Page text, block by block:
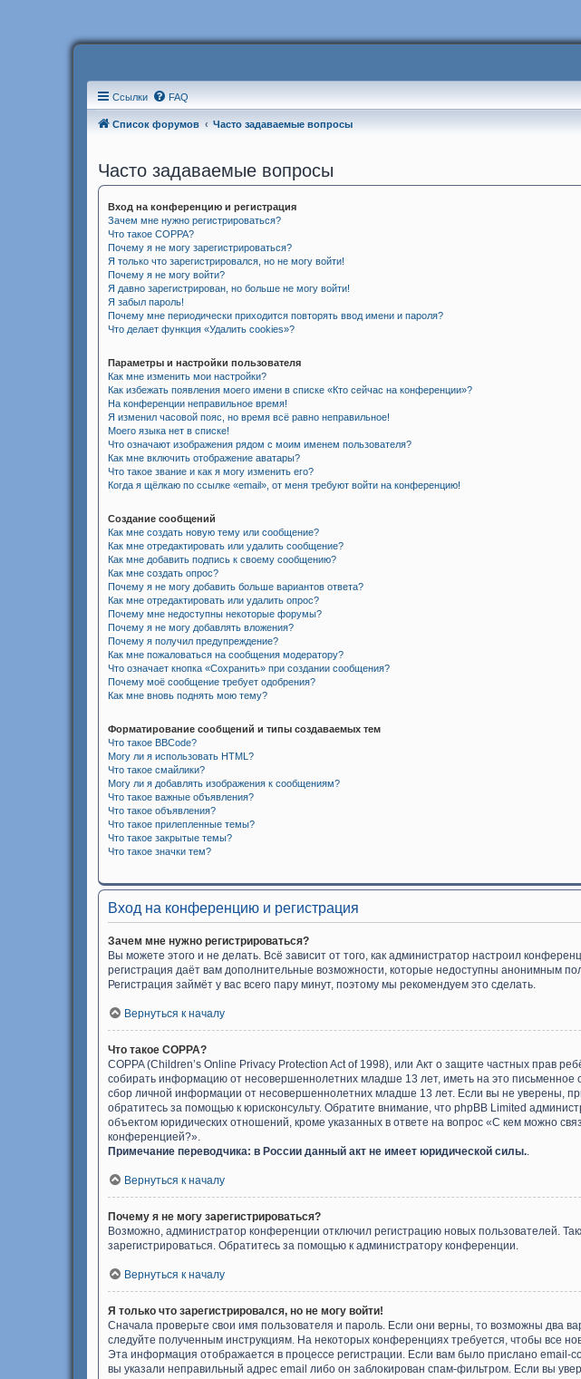
Ссылки FAQ
Список форумов Часто задаваемые вопросы
Часто задаваемые вопросы
Вход на конференцию и регистрация
Зачем мне нужно регистрироваться?
Что такое COPPA?
Почему я не могу зарегистрироваться?
Я только что зарегистрировался, но не могу войти!
Почему я не могу войти?
Я давно зарегистрирован, но больше не могу войти!
Я забыл пароль!
Почему мне периодически приходится повторять ввод имени и пароля?
Что делает функция «Удалить cookies»?
Параметры и настройки пользователя
Как мне изменить мои настройки?
Как избежать появления моего имени в списке «Кто сейчас на конференции»?
На конференции неправильное время!
Я изменил часовой пояс, но время всё равно неправильное!
Моего языка нет в списке!
Что означают изображения рядом с моим именем пользователя?
Как мне включить отображение аватары?
Что такое звание и как я могу изменить его?
Когда я щёлкаю по ссылке «email», от меня требуют войти на конференцию!
Создание сообщений
Как мне создать новую тему или сообщение?
Как мне отредактировать или удалить сообщение?
Как мне добавить подпись к своему сообщению?
Как мне создать опрос?
Почему я не могу добавить больше вариантов ответа?
Как мне отредактировать или удалить опрос?
Почему мне недоступны некоторые форумы?
Почему я не могу добавлять вложения?
Почему я получил предупреждение?
Как мне пожаловаться на сообщения модератору?
Что означает кнопка «Сохранить» при создании сообщения?
Почему моё сообщение требует одобрения?
Как мне вновь поднять мою тему?
Форматирование сообщений и типы создаваемых тем
Что такое BBCode?
Могу ли я использовать HTML?
Что такое смайлики?
Могу ли я добавлять изображения к сообщениям?
Что такое важные объявления?
Что такое объявления?
Что такое прилепленные темы?
Что такое закрытые темы?
Что такое значки тем?
Вход на конференцию и регистрация
Зачем мне нужно регистрироваться?
Вы можете этого и не делать. Всё зависит от того, как администратор настроил
регистрация даёт вам дополнительные возможности, которые недоступны анонимным
Регистрация займёт у вас всего пару минут, поэтому мы рекомендуем это сделать.
Вернуться к началу
Что такое COPPA?
COPPA (Children’s Online Privacy Protection Act of 1998), или Акт о защите частных прав
собирать информацию от несовершеннолетних младше 13 лет, иметь на это письменное
сбор личной информации от несовершеннолетних младше 13 лет. Если вы не уверены,
обратитесь за помощью к юрисконсульту. Обратите внимание, что phpBB Limited
объектом юридических отношений, кроме указанных в ответе на вопрос «С кем можно
конференцией?».
Примечание переводчика: в России данный акт не имеет юридической силы..
Вернуться к началу
Почему я не могу зарегистрироваться?
Возможно, администратор конференции отключил регистрацию новых пользователей.
зарегистрироваться. Обратитесь за помощью к администратору конференции.
Вернуться к началу
Я только что зарегистрировался, но не могу войти!
Сначала проверьте свои имя пользователя и пароль. Если они верны, то возможны два
следуйте полученным инструкциям. На некоторых конференциях требуется, чтобы все
Эта информация отображается в процессе регистрации. Если вам было прислано
вы указали неправильный адрес email либо он заблокирован спам-фильтром. Если вы